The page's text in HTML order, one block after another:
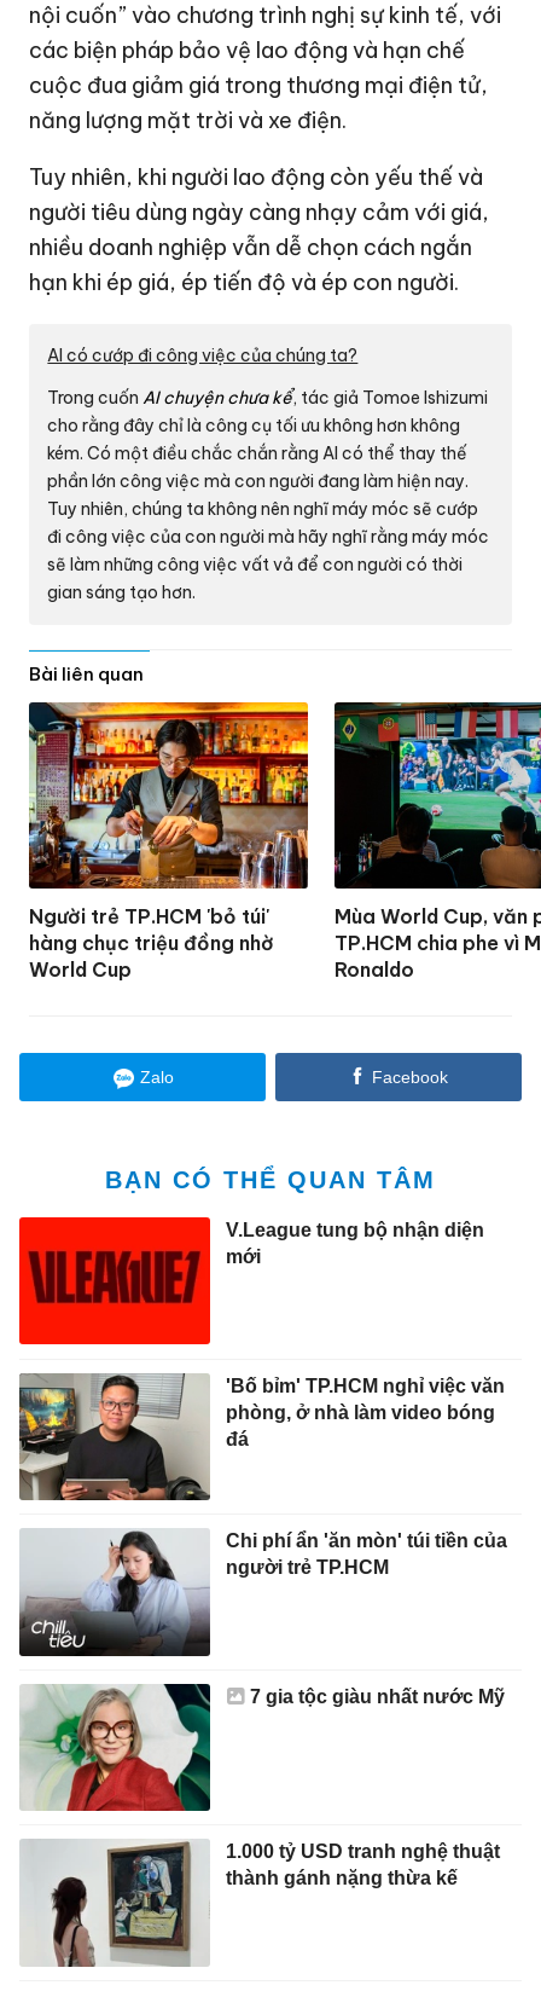
nội cuốn” vào chương trình nghị sự kinh tế, với
các biện pháp bảo vệ lao động và hạn chế
cuộc đua giảm giá trong thương mại điện tử,
năng lượng mặt trời và xe điện.
Tuy nhiên, khi người lao động còn yếu thế và
người tiêu dùng ngày càng nhạy cảm với giá,
nhiều doanh nghiệp vẫn dễ chọn cách ngắn
hạn khi ép giá, ép tiến độ và ép con người.
AI có cướp đi công việc của chúng ta?
Trong cuốnAI chuyện chưa kể, tác giả Tomoe Ishizumi
cho rằng đây chỉ là công cụ tối ưu không hơn không
kém. Có một điều chắc chắn rằng AI có thể thay thế
phần lớn công việc mà con người đang làm hiện nay.
Tuy nhiên, chúng ta không nên nghĩ máy móc sẽ cướp
đi công việc của con người mà hãy nghĩ rằng máy móc
sẽ làm những công việc vất vả để con người có thời
gian sáng tạo hơn.
Bài liên quan
Người trẻ TP.HCM 'bỏ túi'
hàng chục triệu đồng nhờ
World Cup
Mùa World Cup, văn
TP.HCM chia phe vì
Ronaldo
Zalo Facebook
BẠN CÓ THỂ QUAN TÂM
V.League tung bộ nhận diện
mới
'Bố bỉm' TP.HCM nghỉ việc văn
phòng, ở nhà làm video bóng
đá
Chi phí ẩn 'ăn mòn' túi tiền của
người trẻ TP.HCM
7 gia tộc giàu nhất nước Mỹ
1.000 tỷ USD tranh nghệ thuật
thành gánh nặng thừa kế